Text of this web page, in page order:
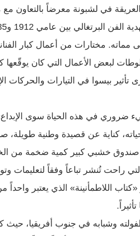
في لشبونة معرضاً بالتعاون
مماته. مختارات من أعمال كبار
لبعض الأعمال التي كان يوقّعها
بيسوا في التيارات والحركات
ضروري في هذه الحياة سوى
كناية عن قصيدة وطنية طويلة،
خشبي كبير كمية ضخمة من
راحت تُنشر تباعاً وفقاً لتعليمات
اللاطمأنينة» الذي يعتبر واحداً
وشبابه في جنوب أفريقيا، حيث